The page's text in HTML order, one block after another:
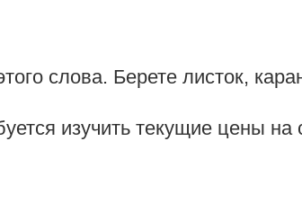
слова. Берете листок,
изучить текущие цены